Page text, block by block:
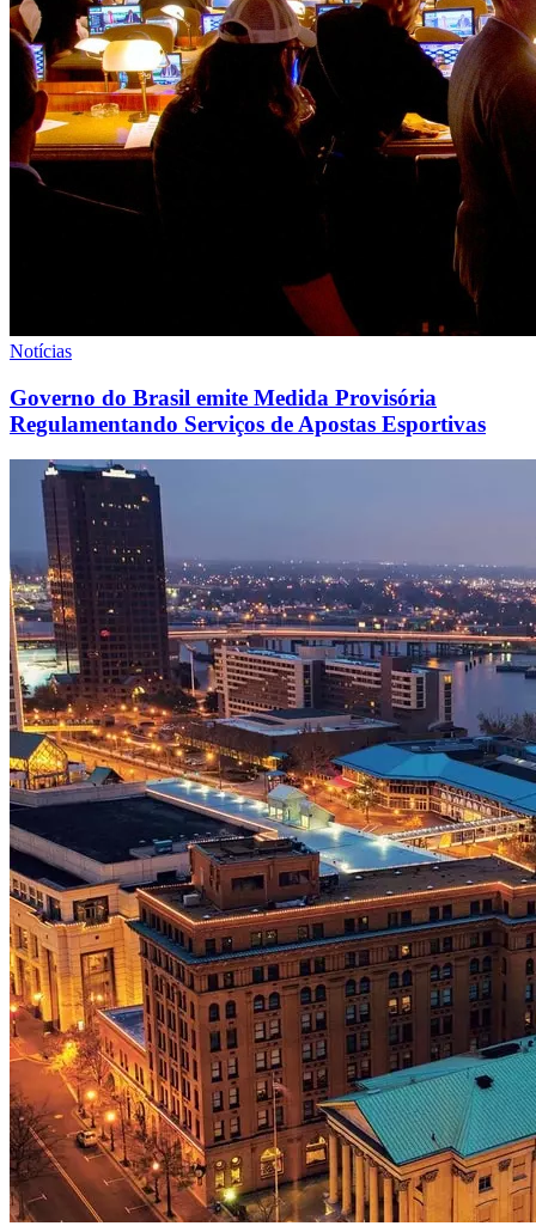
Notícias
Governo do Brasil emite Medida Provisória
Regulamentando Serviços de Apostas Esportivas